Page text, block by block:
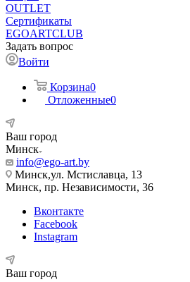
OUTLET
Сертификаты
EGOARTCLUB
Задать вопрос
Войти
Корзина0
Отложенные0
Ваш город
Минск
info@ego-art.by
Минск,ул. Мстиславца, 13
Минск, пр. Независимости, 36
Вконтакте
Facebook
Instagram
Ваш город